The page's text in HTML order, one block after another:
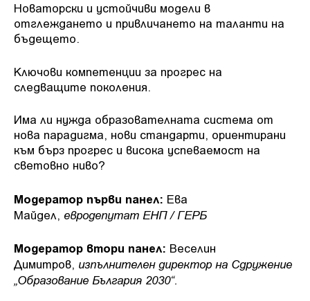
Новаторски и устойчиви модели в
отглеждането и привличането на таланти на
бъдещето.
Ключови компетенции за прогрес на
следващите поколения.
Има ли нужда образователната система от
нова парадигма, нови стандарти, ориентирани
към бърз прогрес и висока успеваемост на
световно ниво?
Модератор първи панел: Ева
Майдел, евродепутат ЕНП / ГЕРБ
Модератор втори панел: Веселин
Димитров, изпълнителен директор на Сдружение
„Образование България 2030“.